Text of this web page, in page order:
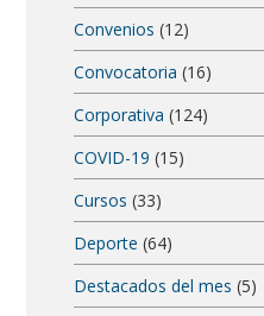
Convenios (12)
Convocatoria (16)
Corporativa (124)
COVID-19 (15)
Cursos (33)
Deporte (64)
Destacados del mes (5)